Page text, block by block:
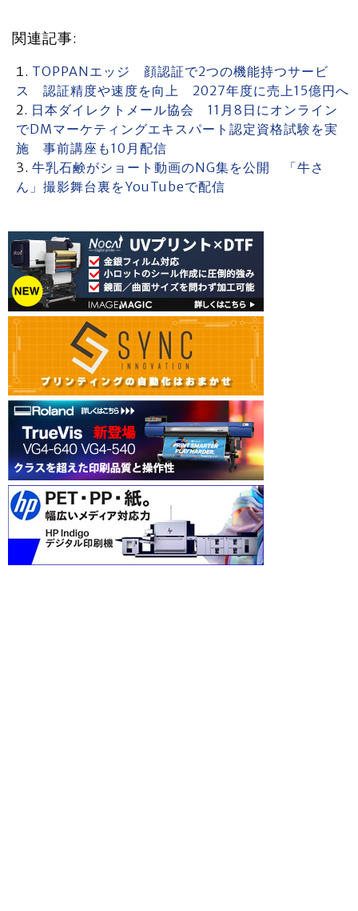
関連記事:
TOPPANエッジ 顔認証で2つの機能持つサービ
ス 認証精度や速度を向上 2027年度に売上15億円へ
日本ダイレクトメール協会 11月8日にオンライン
でDMマーケティングエキスパート認定資格試験を実
施 事前講座も10月配信
牛乳石鹸がショート動画のNG集を公開 「牛さ
ん」撮影舞台裏をYouTubeで配信